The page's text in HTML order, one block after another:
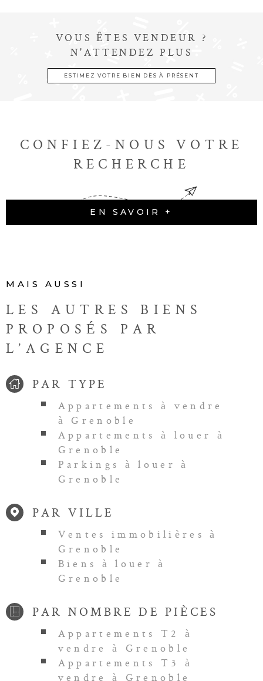
VOUS ÊTES VENDEUR ?
N'ATTENDEZ PLUS
ESTIMEZ VOTRE BIEN DÈS À PRÉSENT
CONFIEZ-NOUS VOTRE
RECHERCHE
EN SAVOIR +
MAIS AUSSI
LES AUTRES BIENS
PROPOSÉS PAR
L’AGENCE
PAR TYPE
Appartements à vendre
à Grenoble
Appartements à louer à
Grenoble
Parkings à louer à
Grenoble
PAR VILLE
Ventes immobilières à
Grenoble
Biens à louer à
Grenoble
PAR NOMBRE DE PIÈCES
Appartements T2 à
vendre à Grenoble
Appartements T3 à
vendre à Grenoble